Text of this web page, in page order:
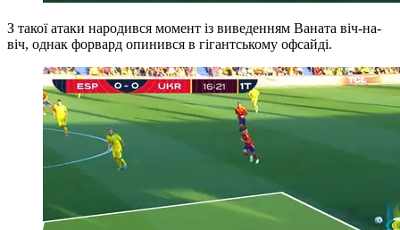
З такої атаки народився момент із виведенням Ваната віч-на-
віч, однак форвард опинився в гігантському офсайді.